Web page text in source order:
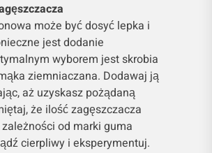
może być dosyć lepka i
jest dodanie
wyborem jest skrobia
ziemniaczana. Dodawaj ją
aż uzyskasz pożądaną
że ilość zagęszczacza
od marki guma
cierpliwy i eksperymentuj.